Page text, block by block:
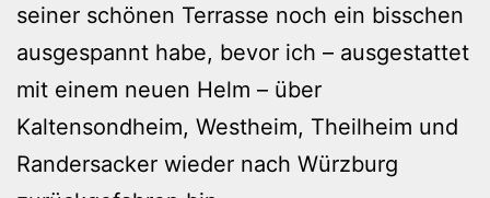
seiner schönen Terrasse noch ein bisschen
ausgespannt habe, bevor ich – ausgestattet
mit einem neuen Helm – über
Kaltensondheim, Westheim, Theilheim und
Randersacker wieder nach Würzburg